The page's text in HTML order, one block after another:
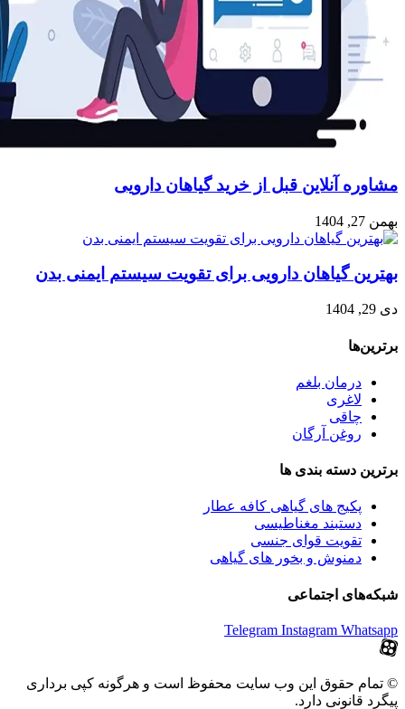
مشاوره آنلاین قبل از خرید گیاهان دارویی
بهمن 27, 1404
بهترین گیاهان دارویی برای تقویت سیستم ایمنی بدن
دی 29, 1404
برترین‌ها
درمان بلغم
لاغری
چاقی
روغن آرگان
برترین‌ دسته بندی ها
پکیج های گیاهی کافه عطار
دستبند مغناطیسی
تقویت قوای جنسی
دمنوش و بخور های گیاهی
شبکه‌های اجتماعی
Telegram Instagram Whatsapp
© تمام حقوق این وب سایت محفوظ است و هرگونه کپی برداری
پیگرد قانونی دارد.